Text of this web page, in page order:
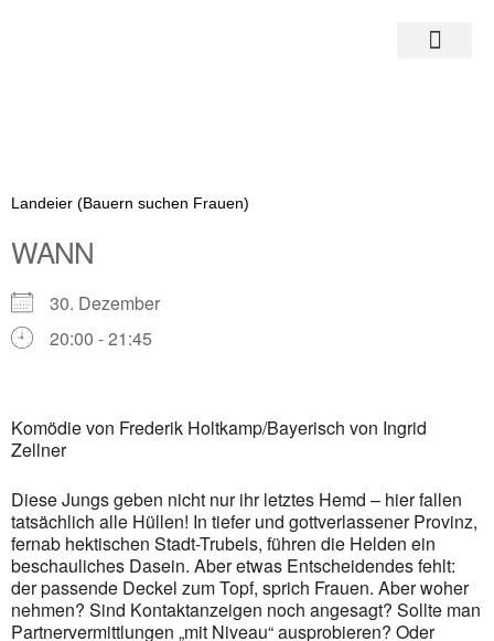
Landeier (Bauern suchen Frauen)
WANN
30. Dezember
20:00 - 21:45
iCalendar
Office 365
Outlook Live
Komödie von Frederik Holtkamp/Bayerisch von Ingrid
Zellner
Diese Jungs geben nicht nur ihr letztes Hemd – hier fallen
tatsächlich alle Hüllen! In tiefer und gottverlassener Provinz,
fernab hektischen Stadt-Trubels, führen die Helden ein
beschauliches Dasein. Aber etwas Entscheidendes fehlt:
der passende Deckel zum Topf, sprich Frauen. Aber woher
nehmen? Sind Kontaktanzeigen noch angesagt? Sollte man
Partnervermittlungen „mit Niveau“ ausprobieren? Oder